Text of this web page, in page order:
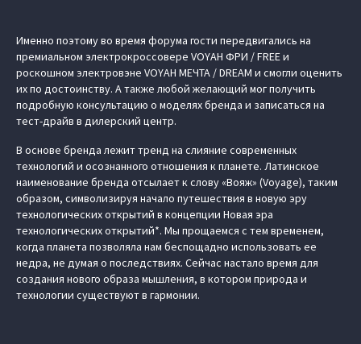
Именно поэтому во время форума гости передвигались на
премиальном электрокроссовере VOYAH ФРИ / FREE и
роскошном электровэне VOYAH МЕЧТА / DREAM и смогли оценить
их по достоинству. А также любой желающий мог получить
подробную консультацию о моделях бренда и записаться на
тест-драйв в дилерский центр.
В основе бренда лежит тренд на слияние современных
технологий и осознанного отношения к планете. Латинское
наименование бренда отсылает к слову «Вояж» (Voyage), таким
образом, символизируя начало путешествия в новую эру
технологических открытий в концепции Новая эра
технологических открытий*. Мы прощаемся с тем временем,
когда планета позволяла нам беспощадно использовать ее
недра, не думая о последствиях. Сейчас настало время для
создания нового образа мышления, в котором природа и
технологии существуют в гармонии.